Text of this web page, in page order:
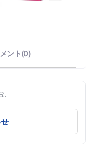
ント(0)
.